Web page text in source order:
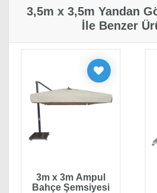
Ağırlık 200 kg
Rengi
Krem, Bej
Sarı, Turuncu,
Kumaş
Seçin
Akrilik 7 yıl
Polyester Dokuma
Ücreti
Bahçeme aldım istanbul da
getirip kurdular bu güzel bir
uğraşmıyorsunuz.Üründen
memnunum rüzgarlı
gerektiği söylendi şu ana
problem yok teşekkürler.
3,5m x 3,5m Yandan
İle Benzer
3m x 3m Ampul
Bahçe Şemsiyesi